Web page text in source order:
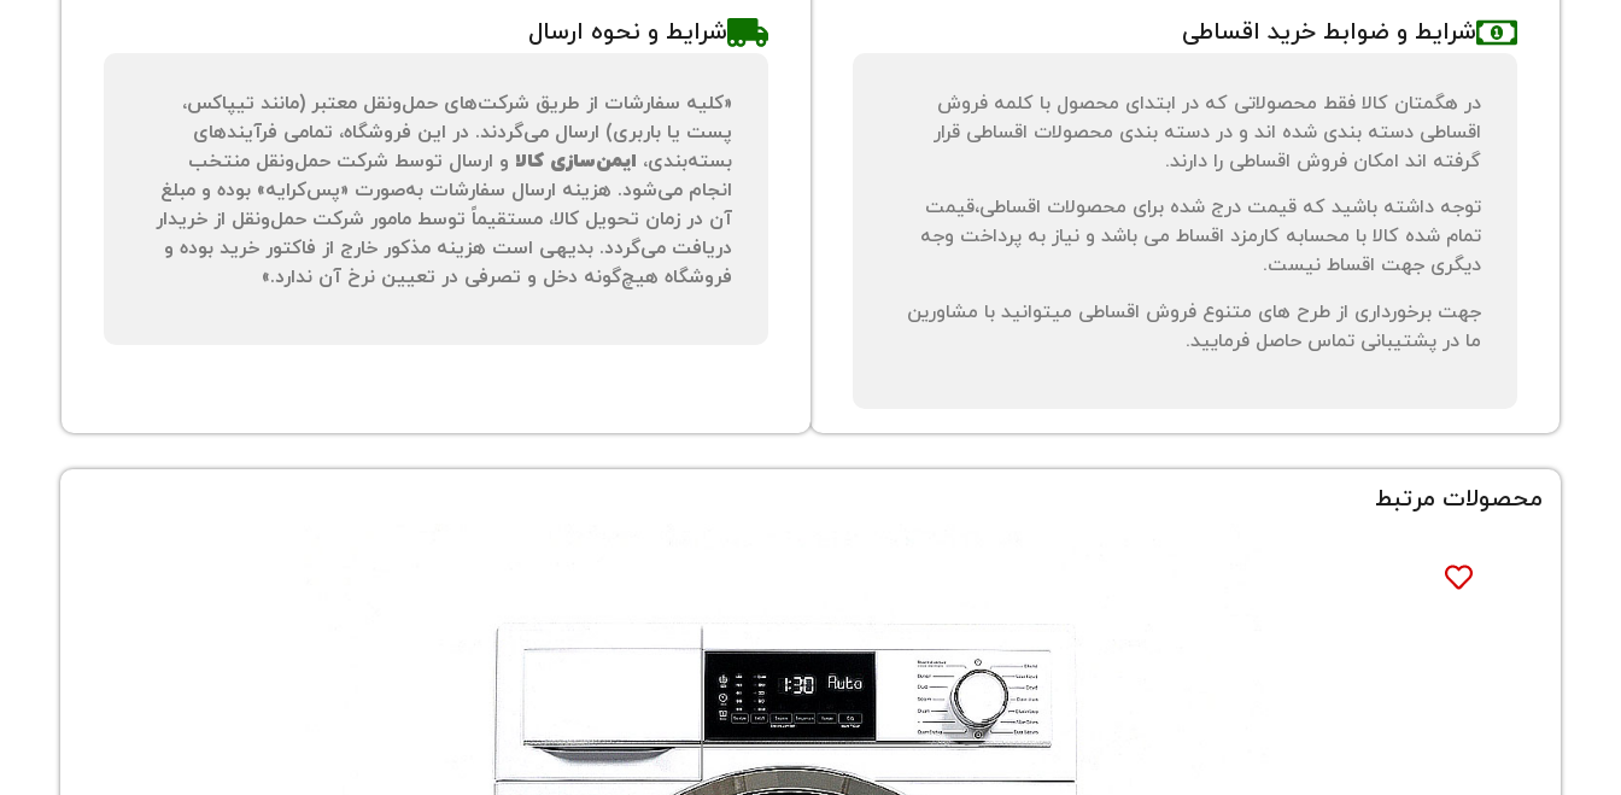
شرایط و ضوابط خرید اقساطی
در هگمتان کالا فقط محصولاتی که در ابتدای محصول با کلمه فروش
اقساطی دسته بندی شده اند و در دسته بندی محصولات اقساطی قرار
گرفته اند امکان فروش اقساطی را دارند.
توجه داشته باشید که قیمت درج شده برای محصولات اقساطی،قیمت
تمام شده کالا با محسابه کارمزد اقساط می باشد و نیاز به پرداخت وجه
دیگری جهت اقساط نیست.
جهت برخورداری از طرح های متنوع فروش اقساطی میتوانید با مشاورین
ما در پشتیبانی تماس حاصل فرمایید.
شرایط و نحوه ارسال
«کلیه سفارشات از طریق شرکت‌های حمل‌ونقل معتبر (مانند تیپاکس،
پست یا باربری) ارسال می‌گردند. در این فروشگاه، تمامی فرآیندهای
بسته‌بندی، ایمن‌سازی کالا و ارسال توسط شرکت حمل‌ونقل منتخب
انجام می‌شود. هزینه ارسال سفارشات به‌صورت «پس‌کرایه» بوده و مبلغ
آن در زمان تحویل کالا، مستقیماً توسط مامور شرکت حمل‌ونقل از خریدار
دریافت می‌گردد. بدیهی است هزینه مذکور خارج از فاکتور خرید بوده و
فروشگاه هیچ‌گونه دخل و تصرفی در تعیین نرخ آن ندارد.»
محصولات مرتبط